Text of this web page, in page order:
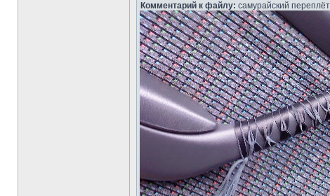
Комментарий к файлу: самурайский переплёт